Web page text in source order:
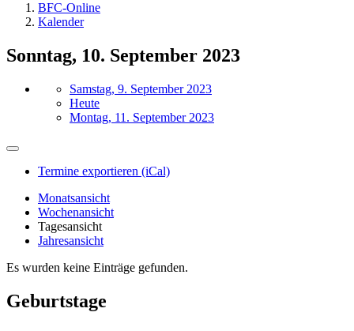
BFC-Online
Kalender
Sonntag, 10. September 2023
Samstag, 9. September 2023
Heute
Montag, 11. September 2023
Termine exportieren (iCal)
Monatsansicht
Wochenansicht
Tagesansicht
Jahresansicht
Es wurden keine Einträge gefunden.
Geburtstage